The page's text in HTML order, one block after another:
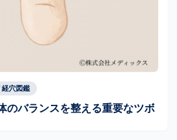
経穴図鑑
のバランスを整える重要なツボ